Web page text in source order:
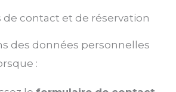
de contact et de réservation
des données personnelles
: